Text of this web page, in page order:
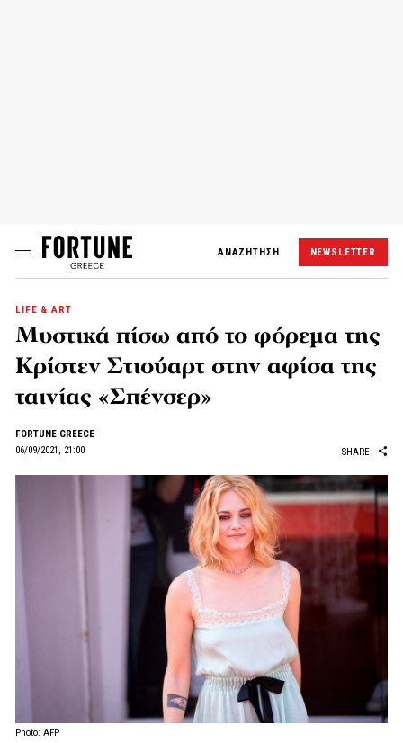
ΑΝΑΖΗΤΗΣΗ NEWSLETTER
LIFE & ART
Μυστικά πίσω από το φόρεμα της
Κρίστεν Στιούαρτ στην αφίσα της
ταινίας «Σπένσερ»
FORTUNE GREECE
06/09/2021, 21:00
SHARE
Photo: AFP